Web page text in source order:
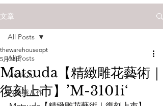
文章
All Posts
VIOROU
內藤熊八作
All Posts
Matsuda【精緻雕花藝術｜
復刻上市】’M-3101i‘
thewarehouseopt
5月28日